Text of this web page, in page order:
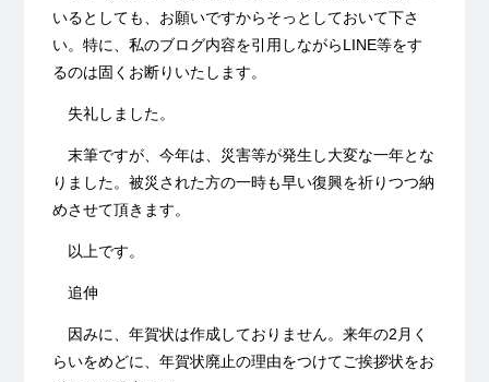
いるとしても、お願いですからそっとしておいて下さ
い。特に、私のブログ内容を引用しながらLINE等をす
るのは固くお断りいたします。
失礼しました。
末筆ですが、今年は、災害等が発生し大変な一年とな
りました。被災された方の一時も早い復興を祈りつつ納
めさせて頂きます。
以上です。
追伸
因みに、年賀状は作成しておりません。来年の2月く
らいをめどに、年賀状廃止の理由をつけてご挨拶状をお